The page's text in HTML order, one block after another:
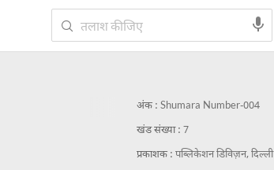
अंक : Shumara Number-004
खंड संख्या : 7
प्रकाशक : पब्लिकेशन डिविज़न, दिल्ली